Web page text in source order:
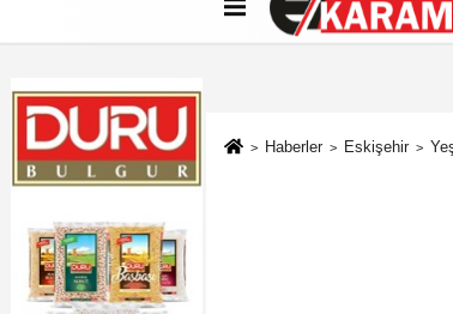
Künye İletişim Çerez
Haberler Eskişehir